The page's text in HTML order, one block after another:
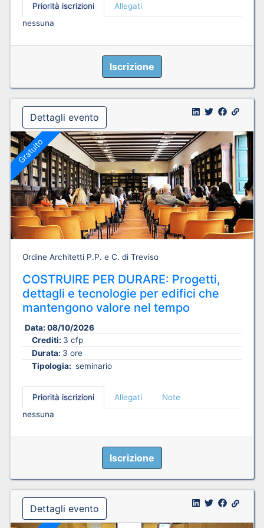
Priorità iscrizioni
Allegati
nessuna
Iscrizione
Dettagli evento
Gratuito
Ordine Architetti P.P. e C. di Treviso
COSTRUIRE PER DURARE: Progetti,
dettagli e tecnologie per edifici che
mantengono valore nel tempo
Data: 08/10/2026
Crediti: 3 cfp
Durata: 3 ore
Tipologia: seminario
Priorità iscrizioni Allegati
Note
nessuna
Iscrizione
Dettagli evento